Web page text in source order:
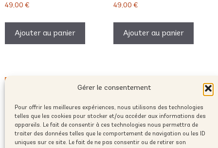
Gérer le consentement
Pour offrir les meilleures expériences, nous utilisons des technologies
telles que les cookies pour stocker et/ou accéder aux informations des
appareils. Le fait de consentir à ces technologies nous permettra de
traiter des données telles que le comportement de navigation ou les ID
uniques sur ce site. Le fait de ne pas consentir ou de retirer son
49,00 €
Ajouter au panier
49,00 €
Ajouter au panier